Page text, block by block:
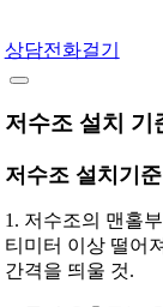
상담전화걸기
저수조 설치 기
저수조 설치기준
1. 저수조의 맨홀
티미터 이상 떨어
간격을 띄울 것.